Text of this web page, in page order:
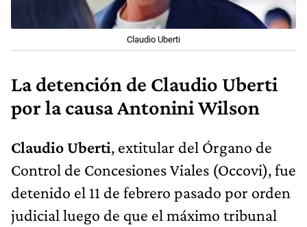
Claudio Uberti
La detención de Claudio Uberti
por la causa Antonini Wilson
Claudio Uberti, extitular del Órgano de
Control de Concesiones Viales (Occovi), fue
detenido el 11 de febrero pasado por orden
judicial luego de que el máximo tribunal